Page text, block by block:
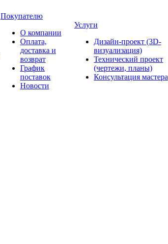
Покупателю
О компании
Оплата,
доставка и
возврат
График
поставок
Новости
Услуги
Дизайн-проект (3D-
визуализация)
Технический проект
(чертежи, планы)
Консультация мастера